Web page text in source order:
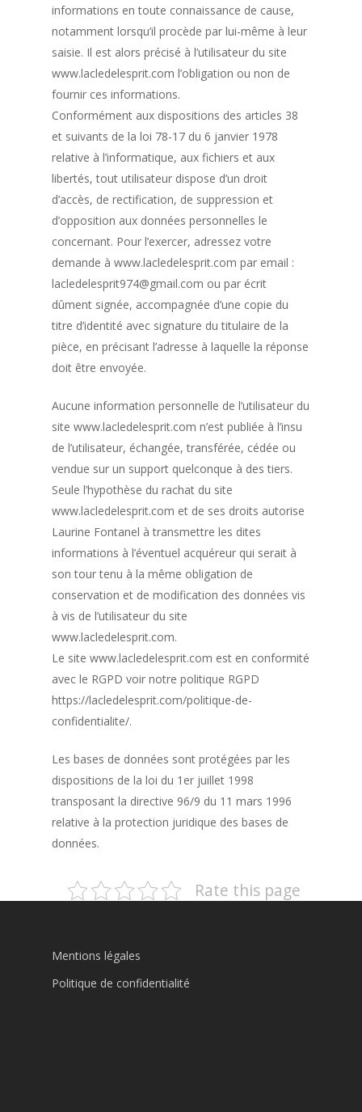
informations en toute connaissance de cause,
notamment lorsqu’il procède par lui-même à leur
saisie. Il est alors précisé à l’utilisateur du site
www.lacledelesprit.com l’obligation ou non de
fournir ces informations.
Conformément aux dispositions des articles 38
et suivants de la loi 78-17 du 6 janvier 1978
relative à l’informatique, aux fichiers et aux
libertés, tout utilisateur dispose d’un droit
d’accès, de rectification, de suppression et
d’opposition aux données personnelles le
concernant. Pour l’exercer, adressez votre
demande à www.lacledelesprit.com par email :
lacledelesprit974@gmail.com ou par écrit
dûment signée, accompagnée d’une copie du
titre d’identité avec signature du titulaire de la
pièce, en précisant l’adresse à laquelle la réponse
doit être envoyée.
Aucune information personnelle de l’utilisateur du
site www.lacledelesprit.com n’est publiée à l’insu
de l’utilisateur, échangée, transférée, cédée ou
vendue sur un support quelconque à des tiers.
Seule l’hypothèse du rachat du site
www.lacledelesprit.com et de ses droits autorise
Laurine Fontanel à transmettre les dites
informations à l’éventuel acquéreur qui serait à
son tour tenu à la même obligation de
conservation et de modification des données vis
à vis de l’utilisateur du site
www.lacledelesprit.com.
Le site www.lacledelesprit.com est en conformité
avec le RGPD voir notre politique RGPD
https://lacledelesprit.com/politique-de-
confidentialite/.
Les bases de données sont protégées par les
dispositions de la loi du 1er juillet 1998
transposant la directive 96/9 du 11 mars 1996
relative à la protection juridique des bases de
données.
Rate this page
Mentions légales
Politique de confidentialité